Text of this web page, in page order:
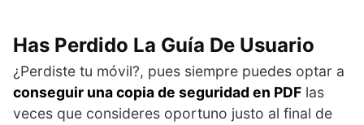
Has Perdido La Guía De Usuario
¿Perdiste tu móvil?, pues siempre puedes optar a
conseguir una copia de seguridad en PDF las
veces que consideres oportuno justo al final de